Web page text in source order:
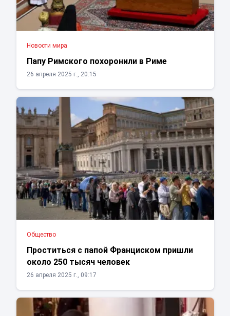
Новости мира
Папу Римского похоронили в Риме
26 апреля 2025 г., 20:15
Общество
Проститься с папой Франциском пришли
около 250 тысяч человек
26 апреля 2025 г., 09:17